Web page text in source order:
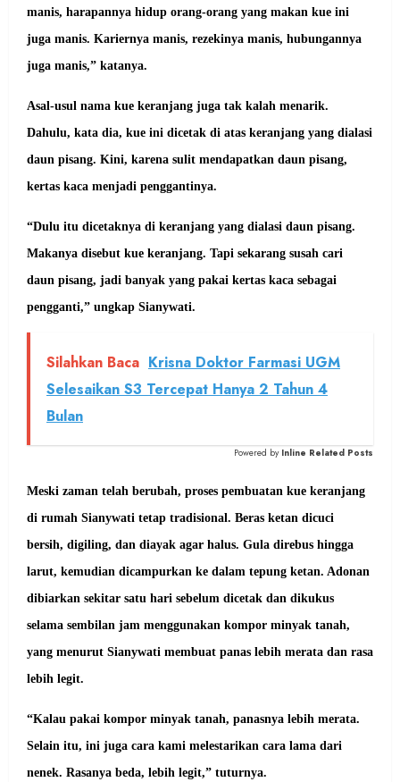
manis, harapannya hidup orang-orang yang makan kue ini
juga manis. Kariernya manis, rezekinya manis, hubungannya
juga manis,” katanya.
Asal-usul nama kue keranjang juga tak kalah menarik.
Dahulu, kata dia, kue ini dicetak di atas keranjang yang dialasi
daun pisang. Kini, karena sulit mendapatkan daun pisang,
kertas kaca menjadi penggantinya.
“Dulu itu dicetaknya di keranjang yang dialasi daun pisang.
Makanya disebut kue keranjang. Tapi sekarang susah cari
daun pisang, jadi banyak yang pakai kertas kaca sebagai
pengganti,” ungkap Sianywati.
Silahkan Baca Krisna Doktor Farmasi UGM
Selesaikan S3 Tercepat Hanya 2 Tahun 4
Bulan
Powered by Inline Related Posts
Meski zaman telah berubah, proses pembuatan kue keranjang
di rumah Sianywati tetap tradisional. Beras ketan dicuci
bersih, digiling, dan diayak agar halus. Gula direbus hingga
larut, kemudian dicampurkan ke dalam tepung ketan. Adonan
dibiarkan sekitar satu hari sebelum dicetak dan dikukus
selama sembilan jam menggunakan kompor minyak tanah,
yang menurut Sianywati membuat panas lebih merata dan rasa
lebih legit.
“Kalau pakai kompor minyak tanah, panasnya lebih merata.
Selain itu, ini juga cara kami melestarikan cara lama dari
nenek. Rasanya beda, lebih legit,” tuturnya.